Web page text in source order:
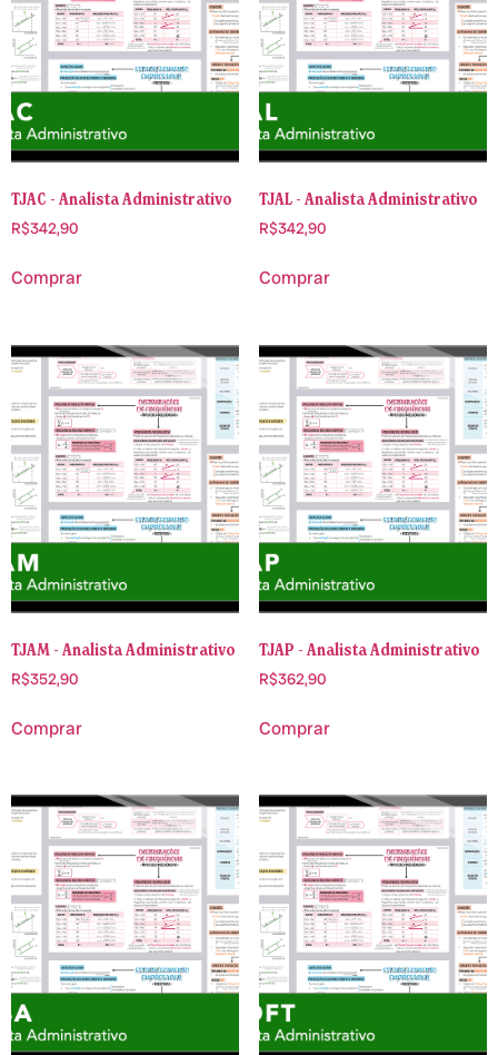
TJAC - Analista Administrativo
R$342,90
Comprar
TJAL - Analista Administrativo
R$342,90
Comprar
TJAM - Analista Administrativo
R$352,90
Comprar
TJAP - Analista Administrativo
R$362,90
Comprar